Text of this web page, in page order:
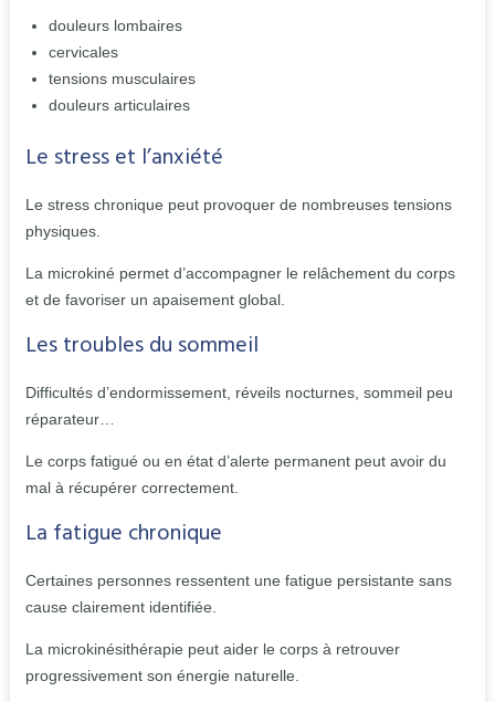
douleurs lombaires
cervicales
tensions musculaires
douleurs articulaires
Le stress et l’anxiété
Le stress chronique peut provoquer de nombreuses tensions
physiques.
La microkiné permet d’accompagner le relâchement du corps
et de favoriser un apaisement global.
Les troubles du sommeil
Difficultés d’endormissement, réveils nocturnes, sommeil peu
réparateur…
Le corps fatigué ou en état d’alerte permanent peut avoir du
mal à récupérer correctement.
La fatigue chronique
Certaines personnes ressentent une fatigue persistante sans
cause clairement identifiée.
La microkinésithérapie peut aider le corps à retrouver
progressivement son énergie naturelle.